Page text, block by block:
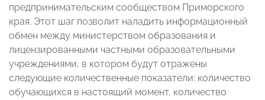
предпринимательским сообществом Приморского
края. Этот шаг позволит наладить информационный
обмен между министерством образования и
лицензированными частными образовательными
учреждениями, в котором будут отражены
следующие количественные показатели: количество
обучающихся в настоящий момент, количество